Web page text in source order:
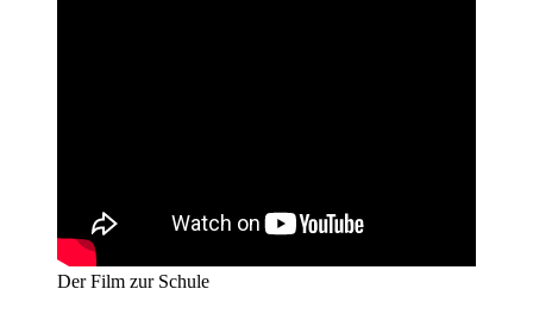
Der Film zur Schule